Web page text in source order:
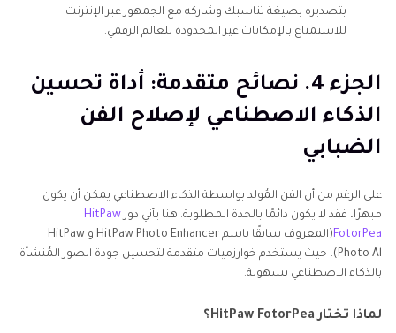
بتصديره بصيغة تناسبك وشاركه مع الجمهور عبر الإنترنت
للاستمتاع بالإمكانات غير المحدودة للعالم الرقمي.
الجزء 4. نصائح متقدمة: أداة تحسين
الذكاء الاصطناعي لإصلاح الفن
الضبابي
على الرغم من أن الفن المُولد بواسطة الذكاء الاصطناعي يمكن أن يكون
مبهرًا، فقد لا يكون دائمًا بالحدة المطلوبة. هنا يأتي دور HitPaw
FotorPea
(المعروف سابقًا باسم HitPaw Photo Enhancer و HitPaw
Photo Al)، حيث يستخدم خوارزميات متقدمة لتحسين جودة الصور المُنشأة
بالذكاء الاصطناعي بسهولة.
لماذا تختار HitPaw FotorPea؟